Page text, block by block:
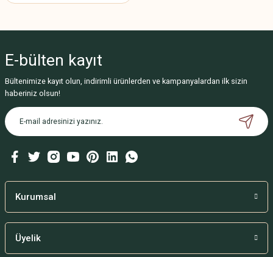
E-bülten kayıt
Bültenimize kayıt olun, indirimli ürünlerden ve kampanyalardan ilk sizin
haberiniz olsun!
Kurumsal
Üyelik